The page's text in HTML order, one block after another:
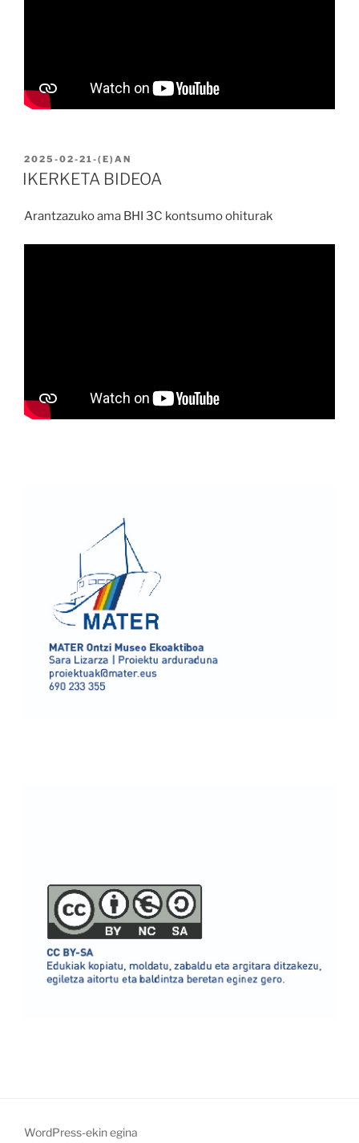
2025-02-21-(E)AN
IKERKETA BIDEOA
Arantzazuko ama BHI 3C kontsumo ohiturak
WordPress-ekin egina